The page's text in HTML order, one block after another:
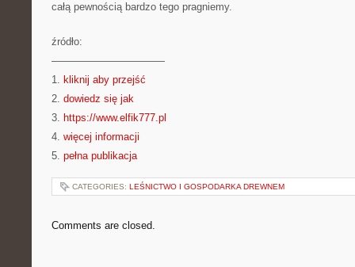
całą pewnością bardzo tego pragniemy.
źródło:
———————————
1. kliknij aby przejść
2. dowiedz się jak
3. https://www.elfik777.pl
4. więcej informacji
5. pełna publikacja
CATEGORIES: LEŚNICTWO I GOSPODARKA DREWNEM
Comments are closed.